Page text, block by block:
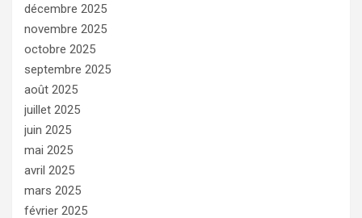
décembre 2025
novembre 2025
octobre 2025
septembre 2025
août 2025
juillet 2025
juin 2025
mai 2025
avril 2025
mars 2025
février 2025